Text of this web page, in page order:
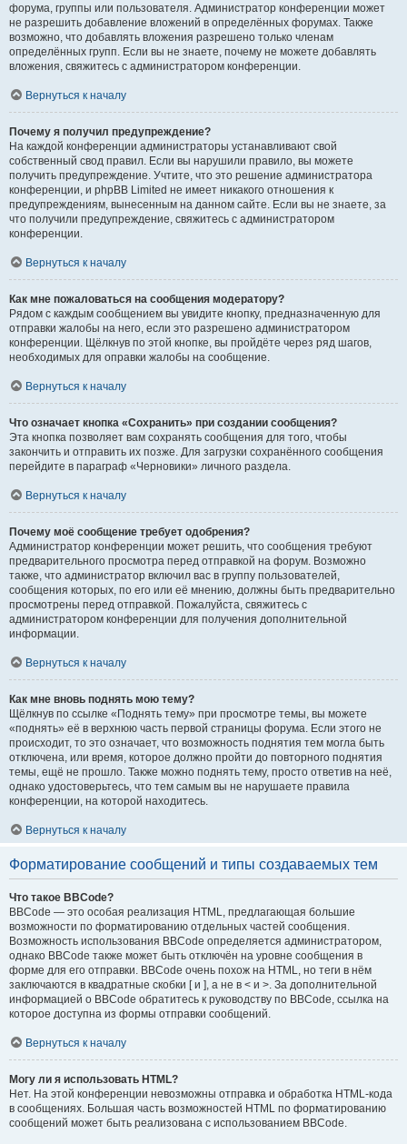
форума, группы или пользователя. Администратор конференции может
не разрешить добавление вложений в определённых форумах. Также
возможно, что добавлять вложения разрешено только членам
определённых групп. Если вы не знаете, почему не можете добавлять
вложения, свяжитесь с администратором конференции.
Вернуться к началу
Почему я получил предупреждение?
На каждой конференции администраторы устанавливают свой
собственный свод правил. Если вы нарушили правило, вы можете
получить предупреждение. Учтите, что это решение администратора
конференции, и phpBB Limited не имеет никакого отношения к
предупреждениям, вынесенным на данном сайте. Если вы не знаете, за
что получили предупреждение, свяжитесь с администратором
конференции.
Вернуться к началу
Как мне пожаловаться на сообщения модератору?
Рядом с каждым сообщением вы увидите кнопку, предназначенную для
отправки жалобы на него, если это разрешено администратором
конференции. Щёлкнув по этой кнопке, вы пройдёте через ряд шагов,
необходимых для оправки жалобы на сообщение.
Вернуться к началу
Что означает кнопка «Сохранить» при создании сообщения?
Эта кнопка позволяет вам сохранять сообщения для того, чтобы
закончить и отправить их позже. Для загрузки сохранённого сообщения
перейдите в параграф «Черновики» личного раздела.
Вернуться к началу
Почему моё сообщение требует одобрения?
Администратор конференции может решить, что сообщения требуют
предварительного просмотра перед отправкой на форум. Возможно
также, что администратор включил вас в группу пользователей,
сообщения которых, по его или её мнению, должны быть предварительно
просмотрены перед отправкой. Пожалуйста, свяжитесь с
администратором конференции для получения дополнительной
информации.
Вернуться к началу
Как мне вновь поднять мою тему?
Щёлкнув по ссылке «Поднять тему» при просмотре темы, вы можете
«поднять» её в верхнюю часть первой страницы форума. Если этого не
происходит, то это означает, что возможность поднятия тем могла быть
отключена, или время, которое должно пройти до повторного поднятия
темы, ещё не прошло. Также можно поднять тему, просто ответив на неё,
однако удостоверьтесь, что тем самым вы не нарушаете правила
конференции, на которой находитесь.
Вернуться к началу
Форматирование сообщений и типы создаваемых тем
Что такое BBCode?
BBCode — это особая реализация HTML, предлагающая большие
возможности по форматированию отдельных частей сообщения.
Возможность использования BBCode определяется администратором,
однако BBCode также может быть отключён на уровне сообщения в
форме для его отправки. BBCode очень похож на HTML, но теги в нём
заключаются в квадратные скобки [ и ], а не в < и >. За дополнительной
информацией о BBCode обратитесь к руководству по BBCode, ссылка на
которое доступна из формы отправки сообщений.
Вернуться к началу
Могу ли я использовать HTML?
Нет. На этой конференции невозможны отправка и обработка HTML-кода
в сообщениях. Большая часть возможностей HTML по форматированию
сообщений может быть реализована с использованием BBCode.